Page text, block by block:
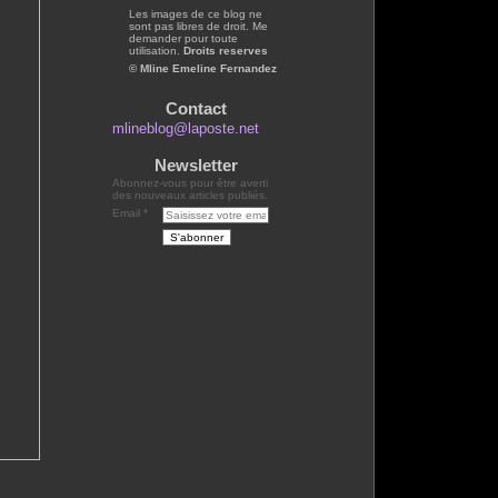
Les images de ce blog ne
sont pas libres de droit. Me
demander pour toute
utilisation.
Droits reserves
© Mline Emeline Fernandez
Contact
mlineblog@laposte.net
Newsletter
Abonnez-vous pour être averti
des nouveaux articles publiés.
Email